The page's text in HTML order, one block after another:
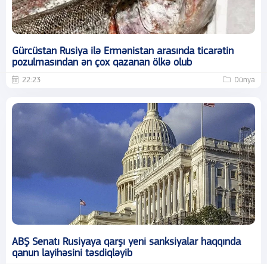
Gürcüstan Rusiya ilə Ermənistan arasında ticarətin
pozulmasından ən çox qazanan ölkə olub
22:23 Dünya
ABŞ Senatı Rusiyaya qarşı yeni sanksiyalar haqqında
qanun layihəsini təsdiqləyib